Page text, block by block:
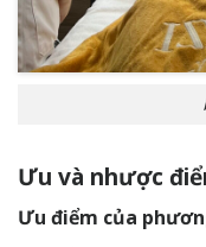
Ưu và nhược
Ưu điểm của